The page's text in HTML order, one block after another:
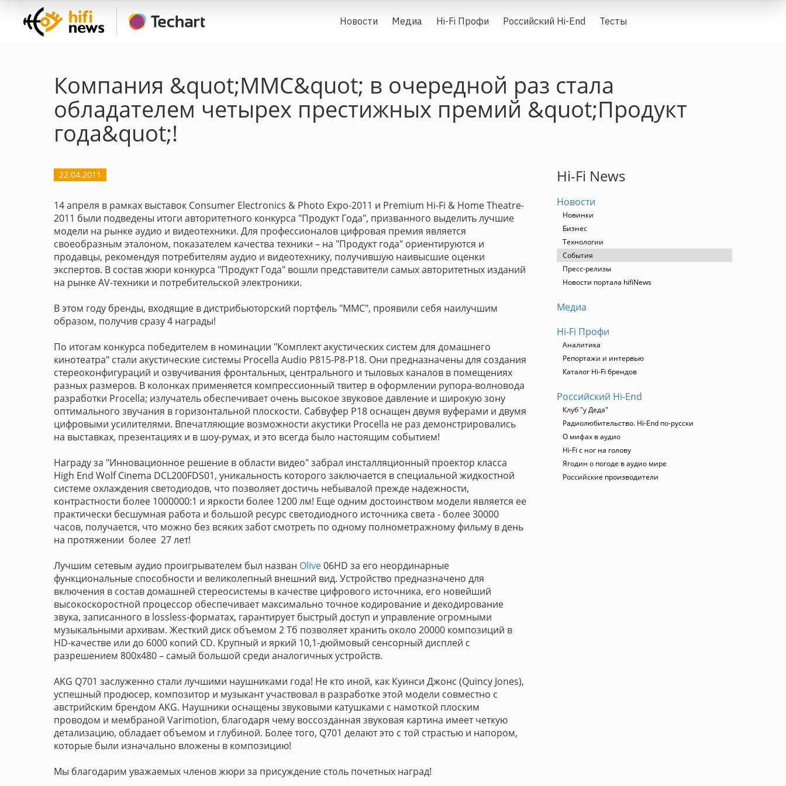
Новости Медиа Hi-Fi Профи Российский Hi-End Тесты
Компания &quot;ММС&quot; в очередной раз стала
обладателем четырех престижных премий &quot;Продукт
года&quot;!
22.04.2011
14 апреля в рамках выставок Consumer Electronics & Photo Expo-2011 и Premium Hi-Fi & Home Theatre-
2011 были подведены итоги авторитетного конкурса "Продукт Года", призванного выделить лучшие
модели на рынке аудио и видеотехники. Для профессионалов цифровая премия является
своеобразным эталоном, показателем качества техники – на "Продукт года" ориентируются и
продавцы, рекомендуя потребителям аудио и видеотехнику, получившую наивысшие оценки
экспертов. В состав жюри конкурса "Продукт Года" вошли представители самых авторитетных изданий
на рынке AV-техники и потребительской электроники.
В этом году бренды, входящие в дистрибьюторский портфель "ММС", проявили себя наилучшим
образом, получив сразу 4 награды!
По итогам конкурса победителем в номинации "Комплект акустических систем для домашнего
кинотеатра" стали акустические системы Procella Audio P815-P8-P18. Они предназначены для создания
стереоконфигураций и озвучивания фронтальных, центрального и тыловых каналов в помещениях
разных размеров. В колонках применяется компрессионный твитер в оформлении рупора-волновода
разработки Procella; излучатель обеспечивает очень высокое звуковое давление и широкую зону
оптимального звучания в горизонтальной плоскости. Сабвуфер P18 оснащен двумя вуферами и двумя
цифровыми усилителями. Впечатляющие возможности акустики Procella не раз демонстрировались
на выставках, презентациях и в шоу-румах, и это всегда было настоящим событием!
Награду за "Инновационное решение в области видео" забрал инсталляционный проектор класса
High End Wolf Cinema DCL200FDS01, уникальность которого заключается в специальной жидкостной
системе охлаждения светодиодов, что позволяет достичь небывалой прежде надежности,
контрастности более 1000000:1 и яркости более 1200 лм! Еще одним достоинством модели является ее
практически бесшумная работа и большой ресурс светодиодного источника света - более 30000
часов, получается, что можно без всяких забот смотреть по одному полнометражному фильму в день
на протяжении более 27 лет!
Лучшим сетевым аудио проигрывателем был назван Olive06HD за его неординарные
функциональные способности и великолепный внешний вид. Устройство предназначено для
включения в состав домашней стереосистемы в качестве цифрового источника, его новейший
высокоскоростной процессор обеспечивает максимально точное кодирование и декодирование
звука, записанного в lossless-форматах, гарантирует быстрый доступ и управление огромными
музыкальными архивам. Жесткий диск объемом 2 Тб позволяет хранить около 20000 композиций в
HD-качестве или до 6000 копий CD. Крупный и яркий 10,1-дюймовый сенсорный дисплей с
разрешением 800х480 – самый большой среди аналогичных устройств.
AKG Q701 заслуженно стали лучшими наушниками года! Не кто иной, как Куинси Джонс (Quincy Jones),
успешный продюсер, композитор и музыкант участвовал в разработке этой модели совместно с
австрийским брендом AKG. Наушники оснащены звуковыми катушками с намоткой плоским
проводом и мембраной Varimotion, благодаря чему воссозданная звуковая картина имеет четкую
детализацию, обладает объемом и глубиной. Более того, Q701 делают это с той страстью и напором,
которые были изначально вложены в композицию!
Мы благодарим уважаемых членов жюри за присуждение столь почетных наград!
Hi-Fi News
Новости
Новинки
Бизнес
Технологии
События
Пресс-релизы
Новости портала hifiNews
Медиа
Hi-Fi Профи
Аналитика
Репортажи и интервью
Каталог Hi-Fi брендов
Российский Hi-End
Клуб "у Деда"
Радиолюбительство. Hi-End по-русски
О мифах в аудио
Hi-Fi с ног на голову
Ягодин о погоде в аудио мире
Российские производители